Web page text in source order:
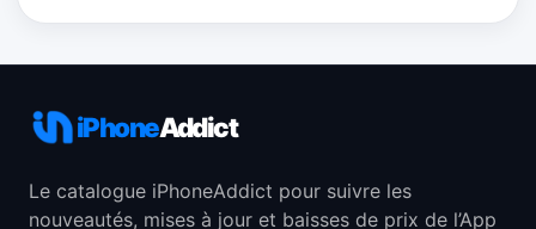
iPhoneAddict
Le catalogue iPhoneAddict pour suivre les
nouveautés, mises à jour et baisses de prix de l’App